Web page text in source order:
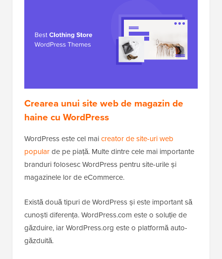
Crearea unui site web de magazin de
haine cu WordPress
WordPress este cel maicreator de site-uri web
popularde pe piață. Multe dintre cele mai importante
branduri folosesc WordPress pentru site-urile și
magazinele lor de eCommerce.
Există două tipuri de WordPress și este important să
cunoști diferența. WordPress.com este o soluție de
găzduire, iar WordPress.org este o platformă auto-
găzduită.